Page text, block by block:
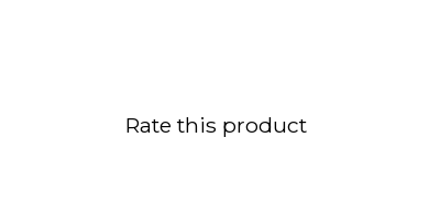
Rate this product